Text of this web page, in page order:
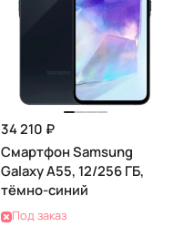
34 210 ₽
Смартфон Samsung
Galaxy A55, 12/256 ГБ,
тёмно-синий
Под заказ